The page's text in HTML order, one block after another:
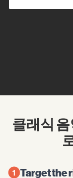
클래식
Target the